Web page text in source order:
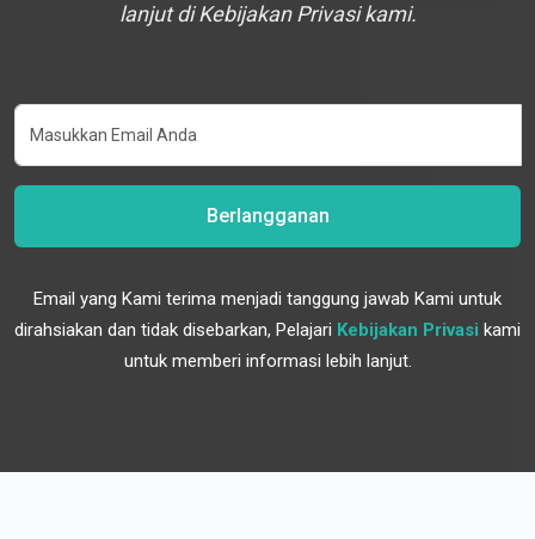
lanjut di Kebijakan Privasi kami.
Berlangganan
Email yang Kami terima menjadi tanggung jawab Kami untuk
dirahsiakan dan tidak disebarkan, Pelajari Kebijakan Privasi kami
untuk memberi informasi lebih lanjut.